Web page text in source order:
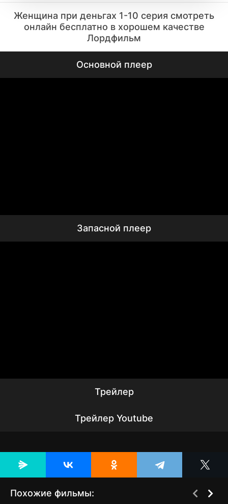
Женщина при деньгах 1-10 серия смотреть
онлайн бесплатно в хорошем качестве
Лордфильм
Основной плеер
Запасной плеер
Трейлер
Трейлер Youtube
Похожие фильмы: